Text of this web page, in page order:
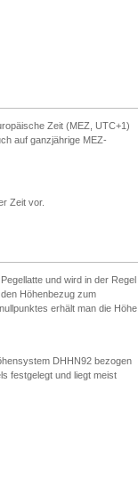
Zeit (MEZ, UTC+1)
auf ganzjährige MEZ-
Zeit vor.
und wird in der Regel
Höhenbezug zum
erhält man die Höhe
DHHN92 bezogen
festgelegt und liegt meist